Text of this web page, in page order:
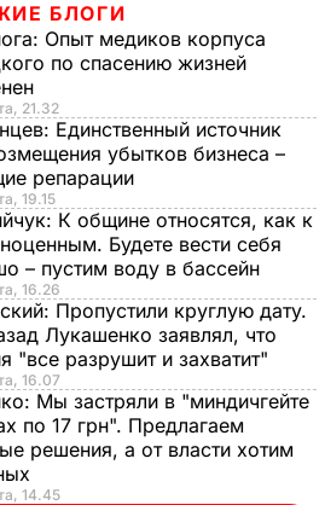
БЛОГИ
Опыт медиков корпуса
по спасению жизней
21.32
Единственный источник
убытков бизнеса –
репарации
19.15
К общине относятся, как к
Будете вести себя
– пустим воду в бассейн
16.26
Пропустили круглую дату.
Лукашенко заявлял, что
"все разрушит и захватит"
16.07
Мы застряли в "миндичгейте
по 17 грн". Предлагаем
решения, а от власти хотим
14.45